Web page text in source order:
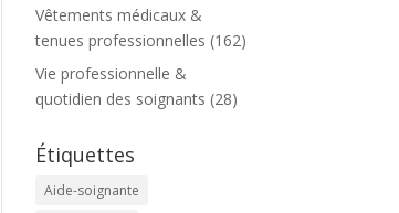
Vêtements médicaux &
tenues professionnelles (162)
Vie professionnelle &
quotidien des soignants (28)
Étiquettes
Aide-soignante